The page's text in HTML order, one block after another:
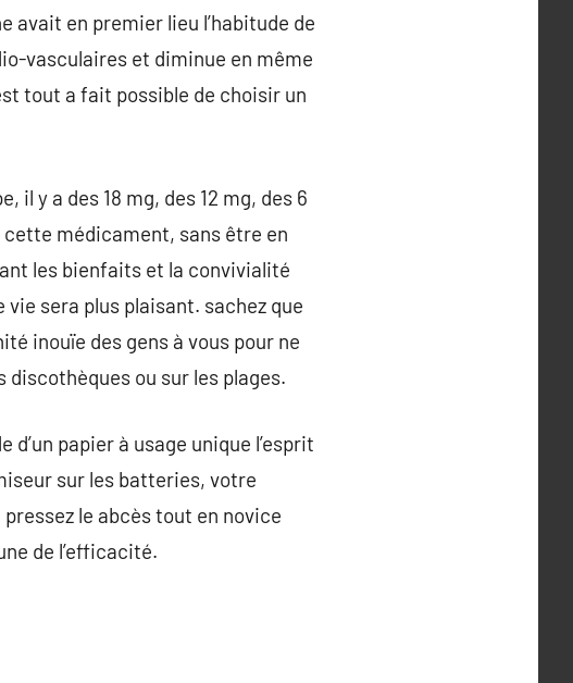
avait en premier lieu l’habitude de
vasculaires et diminue en même
tout a fait possible de choisir un
il y a des 18 mg, des 12 mg, des 6
médicament, sans être en
les bienfaits et la convivialité
sera plus plaisant. sachez que
inouïe des gens à vous pour ne
ou sur les plages.
papier à usage unique l’esprit
sur les batteries, votre
le abcès tout en novice
de l’efficacité.